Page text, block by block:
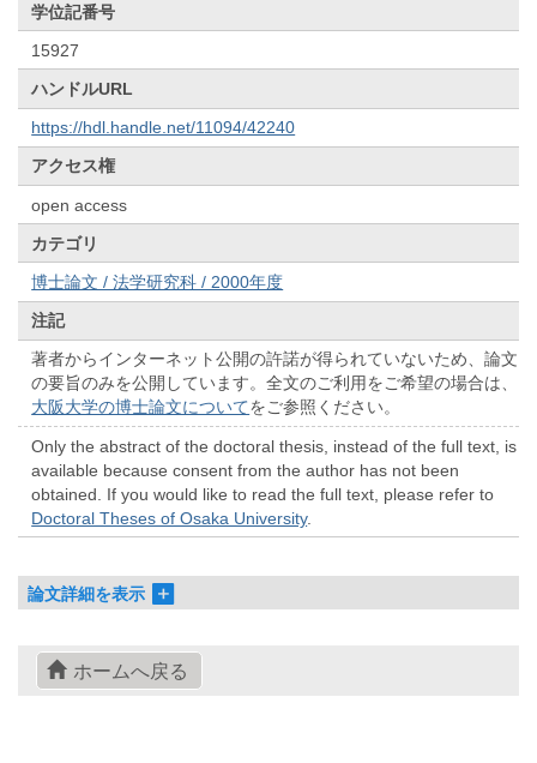
学位記番号
15927
ハンドルURL
https://hdl.handle.net/11094/42240
アクセス権
open access
カテゴリ
博士論文 / 法学研究科 / 2000年度
注記
著者からインターネット公開の許諾が得られていないため、論文
の要旨のみを公開しています。全文のご利用をご希望の場合は、
大阪大学の博士論文についてをご参照ください。
Only the abstract of the doctoral thesis, instead of the full text, is
available because consent from the author has not been
obtained. If you would like to read the full text, please refer to
Doctoral Theses of Osaka University.
論文詳細を表示
ホームへ戻る